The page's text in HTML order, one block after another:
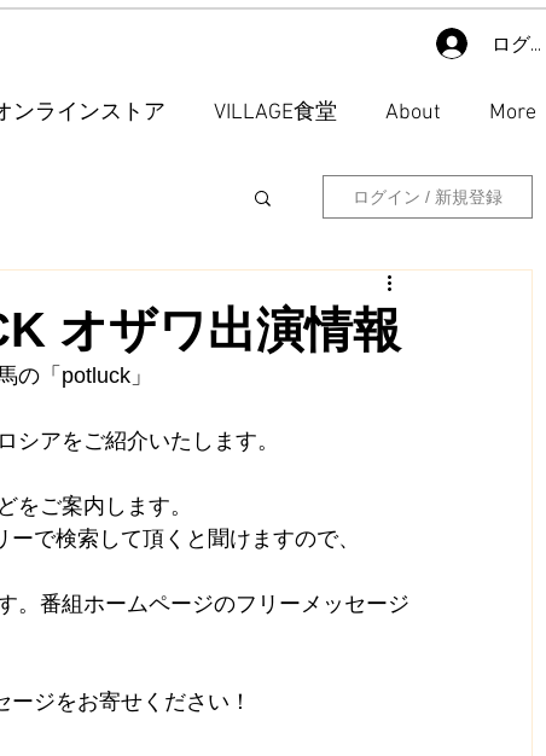
ログイ
ンラインストア VILLAGE食堂 About More
ログイン / 新規登録
オザワ出演情報
の「potluck」
シアをご紹介いたします。
をご案内します。
で検索して頂くと聞けますので、
。番組ホームページのフリーメッセージ
ジをお寄せください！